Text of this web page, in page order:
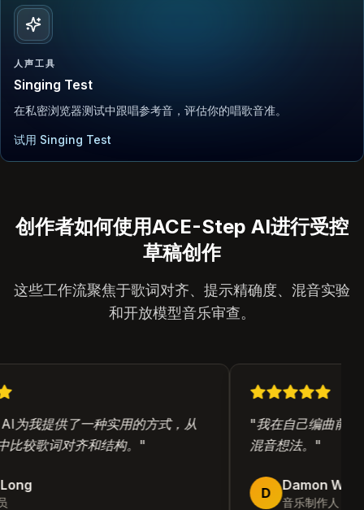
人声工具
Singing Test
在私密浏览器测试中跟唱参考音，评估你的唱歌音准。
试用 Singing Test
创作者如何使用ACE-Step AI进行受控
草稿创作
这些工作流聚焦于歌词对齐、提示精确度、混音实验
和开放模型音乐审查。
我提供了一种实用的方式，从
较歌词对齐和结构。"
我在自己编曲前用
混音想法。"
D Damon Wu
音乐制作人